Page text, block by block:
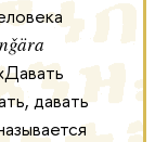
давать